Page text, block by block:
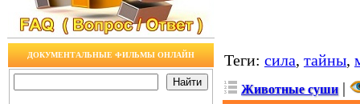
ДОКУМЕНТАЛЬНЫЕ ФИЛЬМЫ ОНЛАЙН Теги: сила, тайны,
Животные суши|